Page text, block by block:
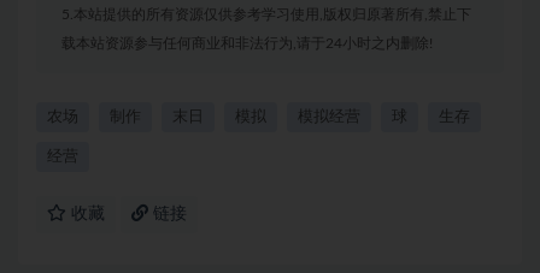
5.本站提供的所有资源仅供参考学习使用,版权归原著所有,禁止下
载本站资源参与任何商业和非法行为,请于24小时之内删除!
农场 制作 末日 模拟 模拟经营 球 生存
经营
收藏 链接